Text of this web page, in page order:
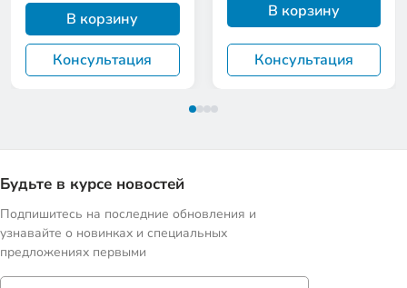
В корзину
Консультация
В корзину
Консультация
Будьте в курсе новостей
Подпишитесь на последние обновления и
узнавайте о новинках и специальных
предложениях первыми